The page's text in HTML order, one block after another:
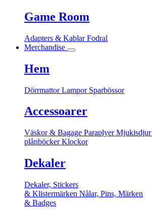
Game Room
Adapters & KablarFodral
Merchandise
Hem
DörrmattorLampor Sparbössor
Accessoarer
Väskor & Bagage ParaplyerMjukisdjur
plånböckerKlockor
Dekaler
Dekaler, Stickers
& Klistermärken Nålar, Pins, Märken
& Badges